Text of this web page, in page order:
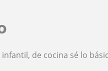
de cocina sé lo